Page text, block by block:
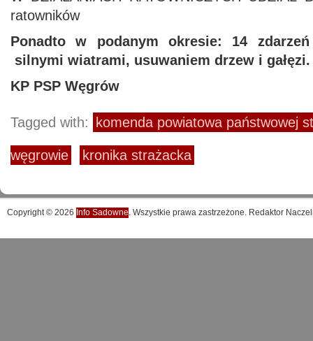
ratowników
Ponadto w podanym okresie: 14
silnymi wiatrami, usuwaniem drzew i gałęzi.
KP PSP Węgrów
Tagged with: komenda powiatowa państwowej
węgrowie kronika strażacka
Copyright © 2026 Info Sadowne. Wszystkie prawa zastrzeżone. Redaktor